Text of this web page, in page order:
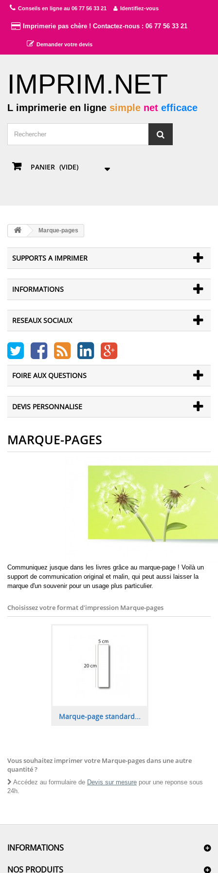
Conseils en ligne au 06 77 56 33 21 Identifiez-vous
Imprimerie pas chère ! Contactez-nous : 06 77 56 33 21
Demander votre devis
IMPRIM.NET
L imprimerie en ligne simple net efficace
PANIER (VIDE)
Marque-pages
SUPPORTS A IMPRIMER
INFORMATIONS
RESEAUX SOCIAUX
FOIRE AUX QUESTIONS
DEVIS PERSONNALISE
MARQUE-PAGES
Communiquez jusque dans les livres grâce au marque-page ! Voilà un
support de communication original et malin, qui peut aussi laisser la
marque d'un souvenir pour un usage plus particulier.
Choisissez votre format d'impression Marque-pages
Marque-page standard...
Vous souhaitez imprimer votre Marque-pages dans une autre
quantité ?
Accédez au formulaire de Devis sur mesure pour une reponse sous
24h.
INFORMATIONS
NOS PRODUITS